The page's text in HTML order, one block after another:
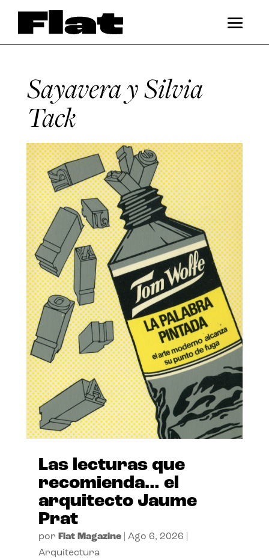
Sayavera y Silvia
Tack
Las lecturas que
recomienda… el
arquitecto Jaume
Prat
por Flat Magazine| Ago 6, 2026
Arquitectura